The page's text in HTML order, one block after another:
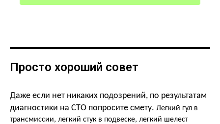
Просто хороший совет
Даже если нет никаких подозрений, по результатам
диагностики на СТО попросите смету. Легкий гул в
трансмиссии, легкий стук в подвеске, легкий шелест